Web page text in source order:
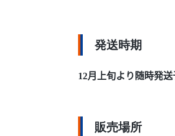
発送時期
12月上旬より随時発送
販売場所